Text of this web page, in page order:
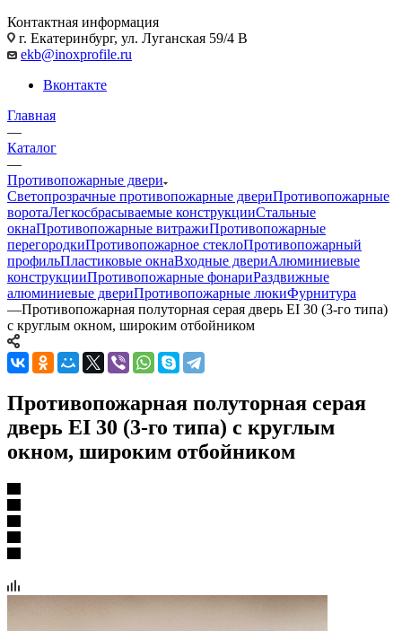
Контактная информация
г. Екатеринбург, ул. Луганская 59/4 В
ekb@inoxprofile.ru
Вконтакте
Главная
—
Каталог
—
Противопожарные двери
Светопрозрачные противопожарные двериПротивопожарные
воротаЛегкосбрасываемые конструкцииСтальные
окнаПротивопожарные витражиПротивопожарные
перегородкиПротивопожарное стеклоПротивопожарный
профильПластиковые окнаВходные двериАлюминиевые
конструкцииПротивопожарные фонариРаздвижные
алюминиевые двериПротивопожарные люкиФурнитура
—Противопожарная полуторная серая дверь EI 30 (3-го типа)
с круглым окном, широким отбойником
Противопожарная полуторная серая
дверь EI 30 (3-го типа) с круглым
окном, широким отбойником